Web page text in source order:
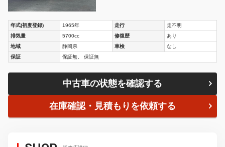
年式(初度登録) 1965年 走行
走不明
排気量
5700cc 修復歴
あり
地域
静岡県 車検
なし
保証
保証無。 保証無
中古車の状態を確認する
在庫確認・見積もりを依頼する